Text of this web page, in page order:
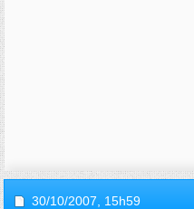
30/10/2007, 15h59